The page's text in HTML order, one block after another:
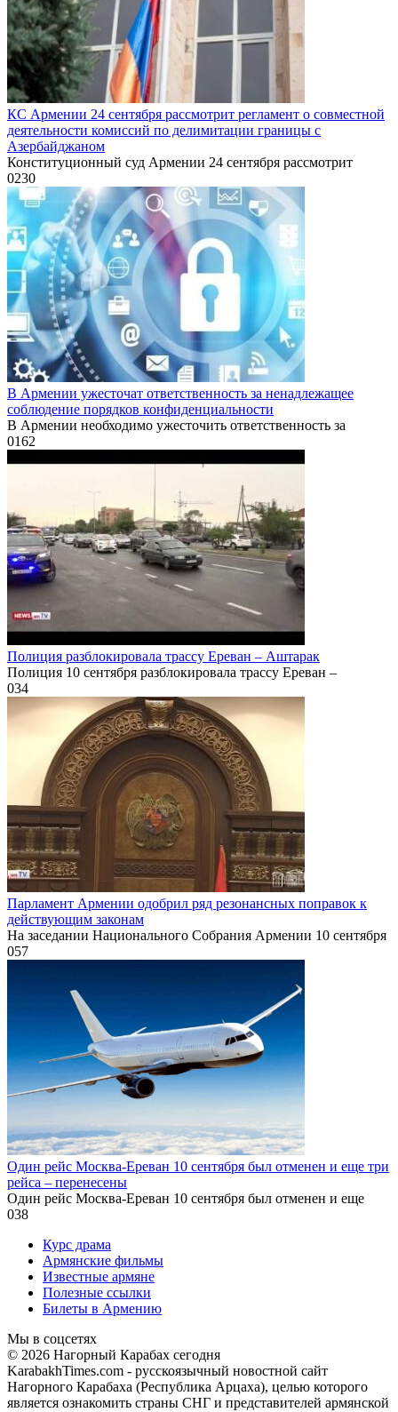
КС Армении 24 сентября рассмотрит регламент о совместной
деятельности комиссий по делимитации границы с
Азербайджаном
Конституционный суд Армении 24 сентября рассмотрит
0230
В Армении ужесточат ответственность за ненадлежащее
соблюдение порядков конфиденциальности
В Армении необходимо ужесточить ответственность за
0162
Полиция разблокировала трассу Ереван – Аштарак
Полиция 10 сентября разблокировала трассу Ереван –
034
Парламент Армении одобрил ряд резонансных поправок к
действующим законам
На заседании Национального Собрания Армении 10 сентября
057
Один рейс Москва-Ереван 10 сентября был отменен и еще три
рейса – перенесены
Один рейс Москва-Ереван 10 сентября был отменен и еще
038
Курс драма
Армянские фильмы
Известные армяне
Полезные ссылки
Билеты в Армению
Мы в соцсетях
© 2026 Нагорный Карабах сегодня
KarabakhTimes.com - русскоязычный новостной сайт
Нагорного Карабаха (Республика Арцаха), целью которого
является ознакомить страны СНГ и представителей армянской